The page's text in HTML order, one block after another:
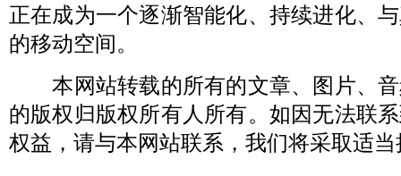
正在成为一个逐渐智能化、持续进化、
的移动空间。
本网站转载的所有的文章、图片、
的版权归版权所有人所有。如因无法联
权益，请与本网站联系，我们将采取适